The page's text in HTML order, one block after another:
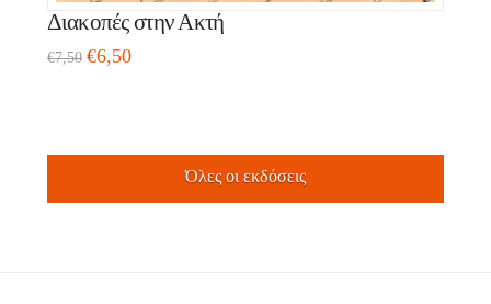
Διακοπές στην Ακτή
€7,50 €6,50
Όλες οι εκδόσεις